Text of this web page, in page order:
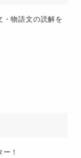
物語文の読解を
！